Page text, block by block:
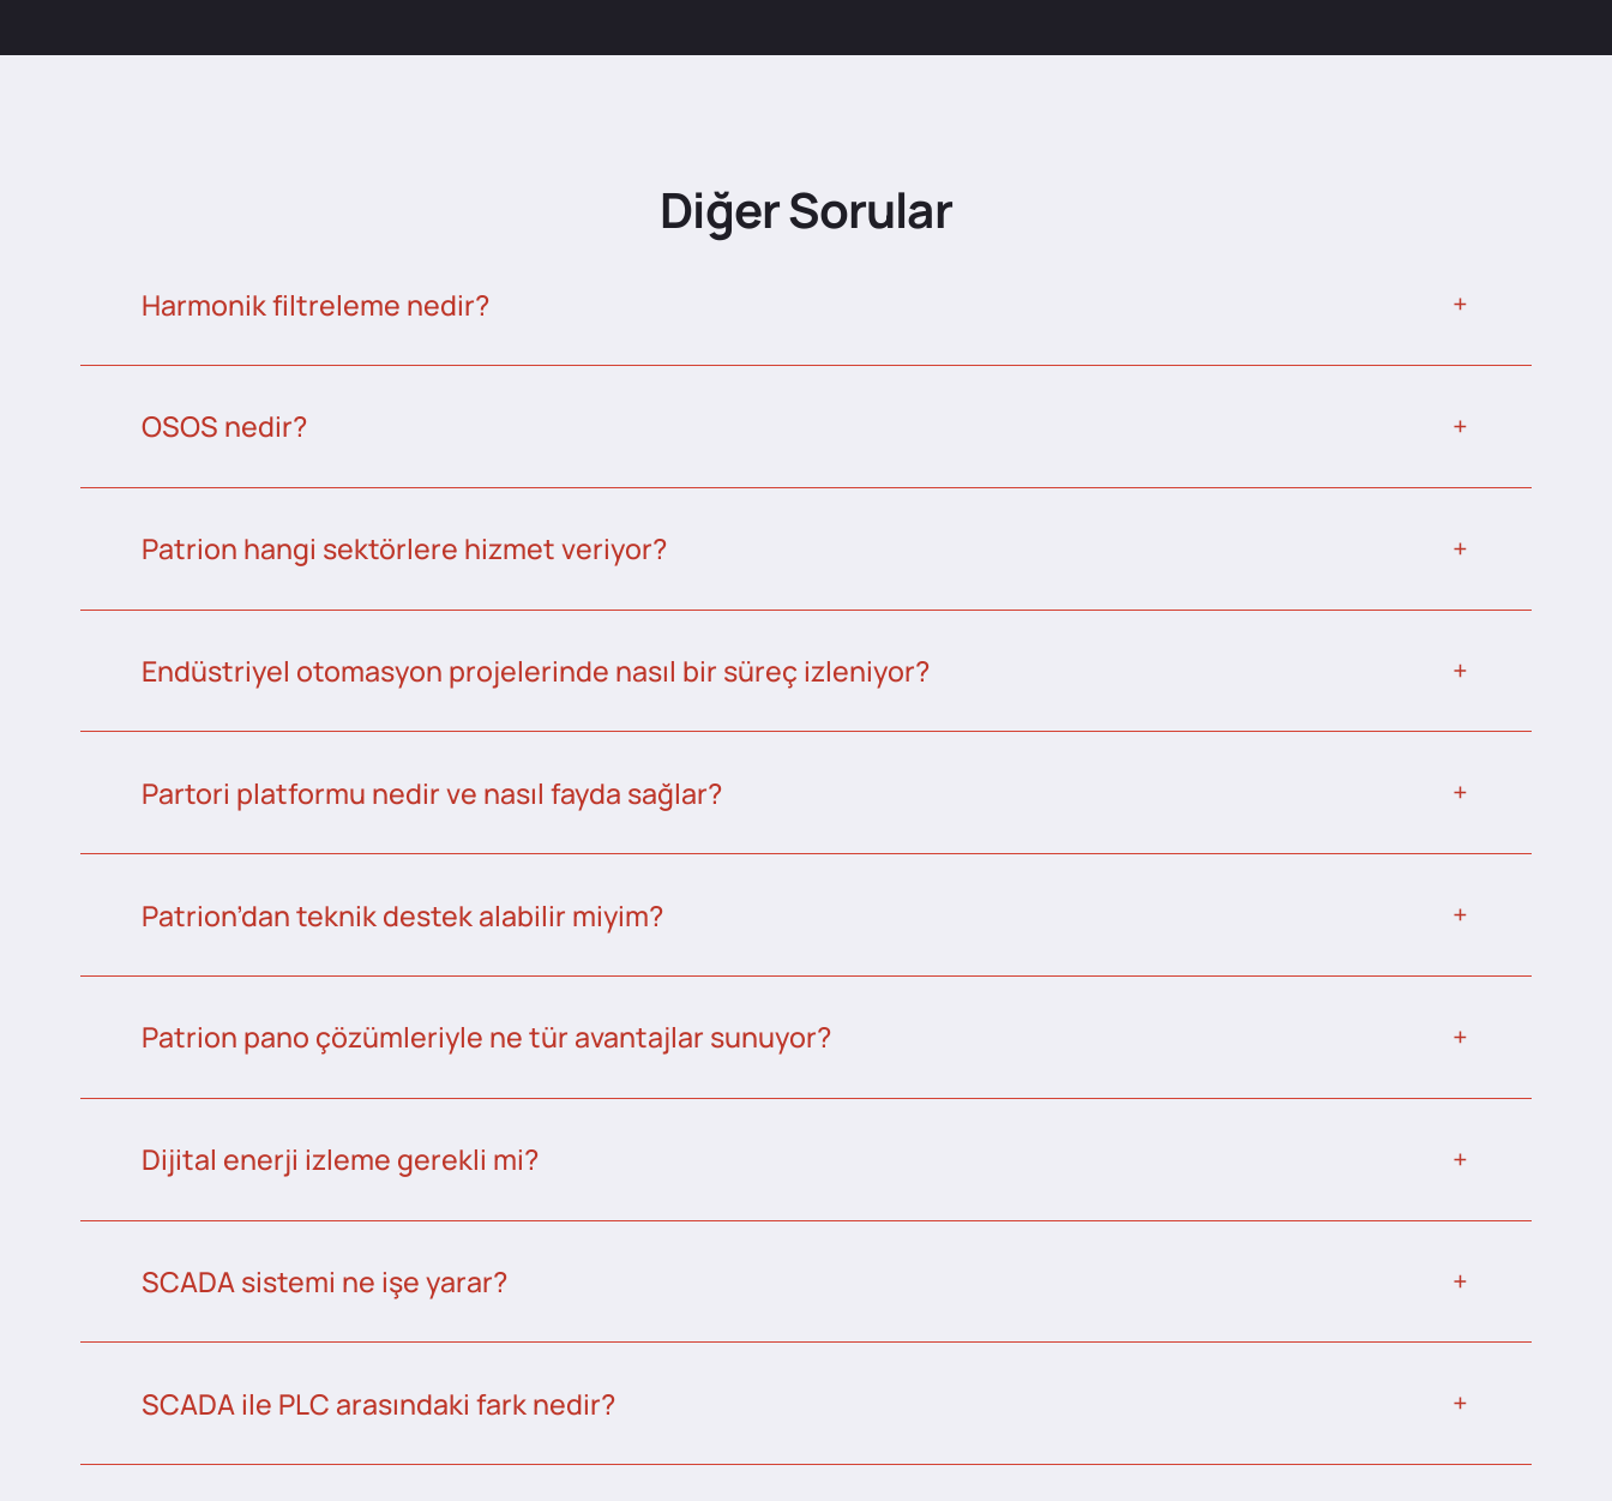
Diğer Sorular
Harmonik filtreleme nedir?
OSOS nedir?
Patrion hangi sektörlere hizmet veriyor?
Endüstriyel otomasyon projelerinde nasıl bir süreç izleniyor?
Partori platformu nedir ve nasıl fayda sağlar?
Patrion’dan teknik destek alabilir miyim?
Patrion pano çözümleriyle ne tür avantajlar sunuyor?
Dijital enerji izleme gerekli mi?
SCADA sistemi ne işe yarar?
SCADA ile PLC arasındaki fark nedir?